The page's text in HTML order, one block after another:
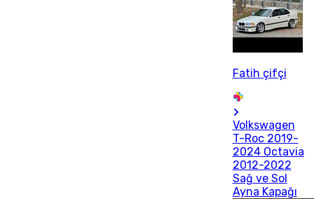
Fatih çifçi
Volkswagen
T-Roc 2019-
2024 Octavia
2012-2022
Sağ ve Sol
Ayna Kapağı